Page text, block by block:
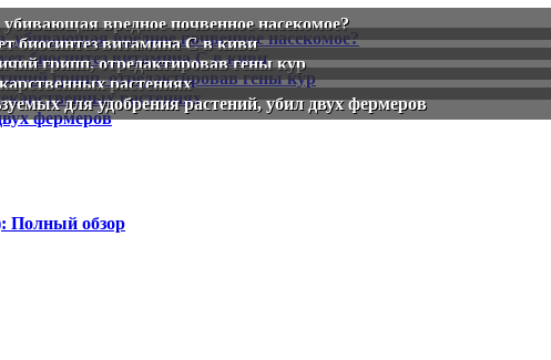
вредное почвенное насекомое?
биосинтез витамина С в киви
грипп, отредактировав гены кур
растениях
для удобрения растений, убил двух фермеров
Полный обзор